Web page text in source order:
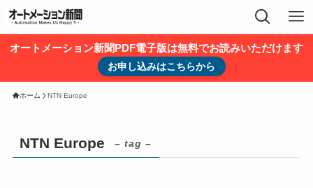
オートメーション新聞PDF電子版は無料でお読みいただけます
お申し込みはこちらから
ホーム NTN Europe
NTN Europe – tag –